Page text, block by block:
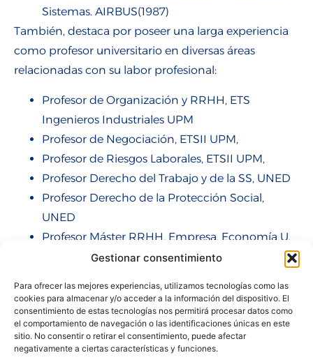
Gestionar consentimiento
Para ofrecer las mejores experiencias, utilizamos tecnologías como las
cookies para almacenar y/o acceder a la información del dispositivo. El
consentimiento de estas tecnologías nos permitirá procesar datos como
el comportamiento de navegación o las identificaciones únicas en este
sitio. No consentir o retirar el consentimiento, puede afectar
negativamente a ciertas características y funciones.
Sistemas. AIRBUS(1987)
También, destaca por poseer una larga experiencia
como profesor universitario en diversas áreas
relacionadas con su labor profesional:
Profesor de Organización y RRHH, ETS
Ingenieros Industriales UPM
Profesor de Negociación, ETSII UPM,
Profesor de Riesgos Laborales, ETSII UPM,
Profesor Derecho del Trabajo y de la SS, UNED
Profesor Derecho de la Protección Social,
UNED
Profesor Máster RRHH, Empresa, Economía U.
Complutense, 1991-1993
Financieros, Dirección de Personas en Entornos
Internacionales,
Profesor Derecho e Instituciones de la Unión
Europea, UNED